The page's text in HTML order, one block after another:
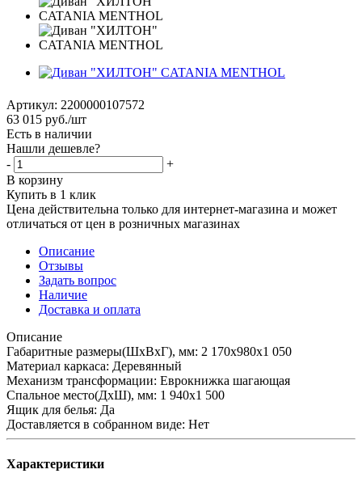
Артикул: 2200000107572
63 015 руб./шт
Есть в наличии
Нашли дешевле?
-
+
В корзину
Купить в 1 клик
Цена действительна только для интернет-магазина и может
отличаться от цен в розничных магазинах
Описание
Отзывы
Задать вопрос
Наличие
Доставка и оплата
Описание
Габаритные размеры(ШхВхГ), мм: 2 170х980х1 050
Материал каркаса: Деревянный
Механизм трансформации: Еврокнижка шагающая
Спальное место(ДхШ), мм: 1 940х1 500
Ящик для белья: Да
Доставляется в собранном виде: Нет
Характеристики